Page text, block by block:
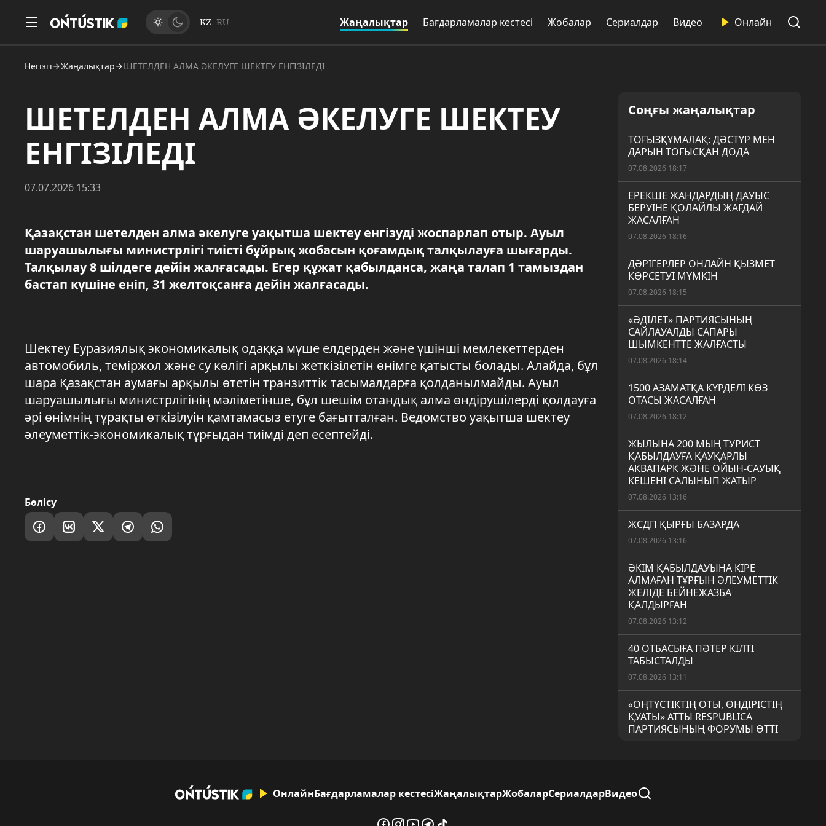
KZ RU Жаңалықтар Бағдарламалар кестесі Жобалар Сериалдар Видео Онлайн
Негізгі Жаңалықтар ШЕТЕЛДЕН АЛМА ӘКЕЛУГЕ ШЕКТЕУ ЕНГІЗІЛЕДІ
ШЕТЕЛДЕН АЛМА ӘКЕЛУГЕ ШЕКТЕУ
ЕНГІЗІЛЕДІ
07.07.2026 15:33
Қазақстан шетелден алма әкелуге уақытша шектеу енгізуді жоспарлап отыр. Ауыл
шаруашылығы министрлігі тиісті бұйрық жобасын қоғамдық талқылауға шығарды.
Талқылау 8 шілдеге дейін жалғасады. Егер құжат қабылданса, жаңа талап 1 тамыздан
бастап күшіне еніп, 31 желтоқсанға дейін жалғасады.
Шектеу Еуразиялық экономикалық одаққа мүше елдерден және үшінші мемлекеттерден
автомобиль, теміржол және су көлігі арқылы жеткізілетін өнімге қатысты болады. Алайда, бұл
шара Қазақстан аумағы арқылы өтетін транзиттік тасымалдарға қолданылмайды. Ауыл
шаруашылығы министрлігінің мәліметінше, бұл шешім отандық алма өндірушілерді қолдауға
әрі өнімнің тұрақты өткізілуін қамтамасыз етуге бағытталған. Ведомство уақытша шектеу
әлеуметтік-экономикалық тұрғыдан тиімді деп есептейді.
Бөлісу
Соңғы жаңалықтар
ТОҒЫЗҚҰМАЛАҚ: ДӘСТҮР МЕН
ДАРЫН ТОҒЫСҚАН ДОДА
07.08.2026 18:17
ЕРЕКШЕ ЖАНДАРДЫҢ ДАУЫС
БЕРУІНЕ ҚОЛАЙЛЫ ЖАҒДАЙ
ЖАСАЛҒАН
07.08.2026 18:16
ДӘРІГЕРЛЕР ОНЛАЙН ҚЫЗМЕТ
КӨРСЕТУІ МҮМКІН
07.08.2026 18:15
«ӘДІЛЕТ» ПАРТИЯСЫНЫҢ
САЙЛАУАЛДЫ САПАРЫ
ШЫМКЕНТТЕ ЖАЛҒАСТЫ
07.08.2026 18:14
1500 АЗАМАТҚА КҮРДЕЛІ КӨЗ
ОТАСЫ ЖАСАЛҒАН
07.08.2026 18:12
ЖЫЛЫНА 200 МЫҢ ТУРИСТ
ҚАБЫЛДАУҒА ҚАУҚАРЛЫ
АКВАПАРК ЖӘНЕ ОЙЫН-САУЫҚ
КЕШЕНІ САЛЫНЫП ЖАТЫР
07.08.2026 13:16
ЖСДП ҚЫРҒЫ БАЗАРДА
07.08.2026 13:16
ӘКІМ ҚАБЫЛДАУЫНА КІРЕ
АЛМАҒАН ТҰРҒЫН ӘЛЕУМЕТТІК
ЖЕЛІДЕ БЕЙНЕЖАЗБА
ҚАЛДЫРҒАН
07.08.2026 13:12
40 ОТБАСЫҒА ПӘТЕР КІЛТІ
ТАБЫСТАЛДЫ
07.08.2026 13:11
«ОҢТҮСТІКТІҢ ОТЫ, ӨНДІРІСТІҢ
ҚУАТЫ» АТТЫ RESPUBLICA
ПАРТИЯСЫНЫҢ ФОРУМЫ ӨТТІ
КЕРЕК
06.08.2026 18:08
ОнлайнБағдарламалар кестесіЖаңалықтарЖобаларСериалдарВидео